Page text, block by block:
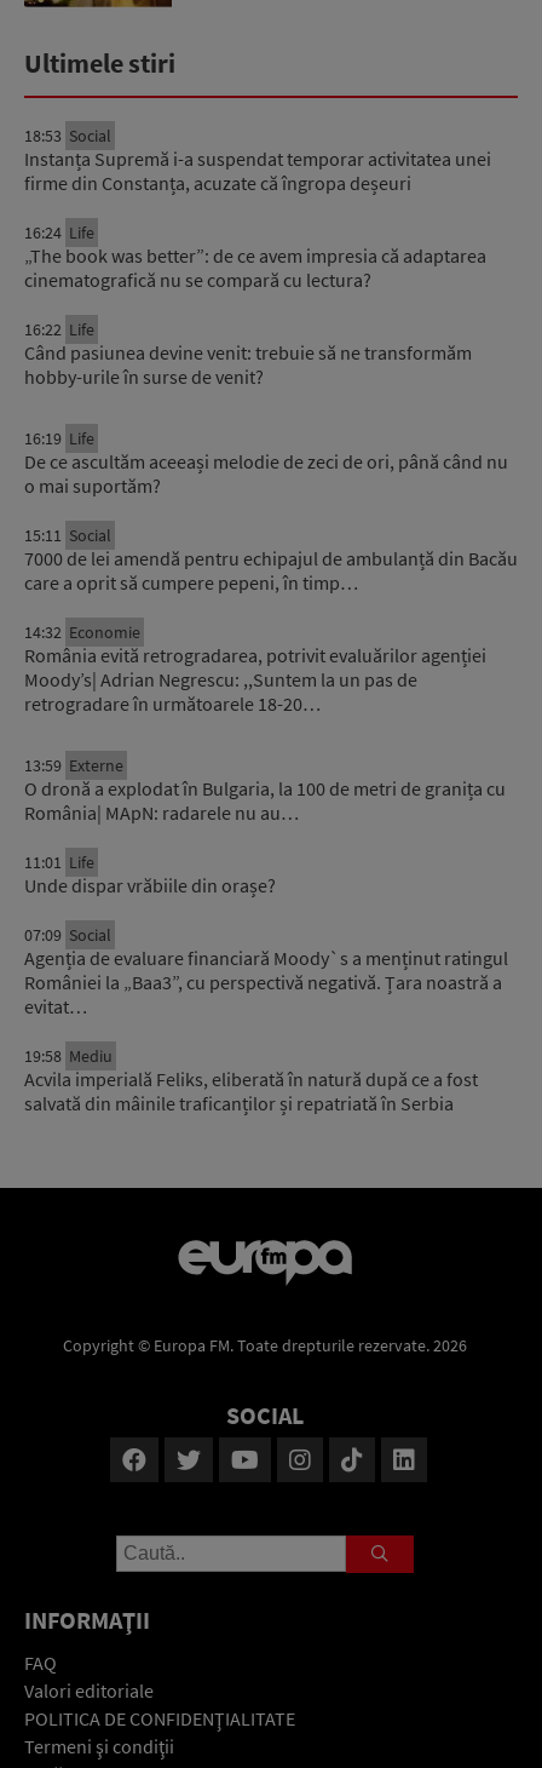
Ultimele stiri
18:53 Social
Instanța Supremă i-a suspendat temporar activitatea unei
firme din Constanța, acuzate că îngropa deșeuri
16:24 Life
„The book was better”: de ce avem impresia că adaptarea
cinematografică nu se compară cu lectura?
16:22 Life
Când pasiunea devine venit: trebuie să ne transformăm
hobby-urile în surse de venit?
16:19 Life
De ce ascultăm aceeași melodie de zeci de ori, până când nu
o mai suportăm?
15:11 Social
7000 de lei amendă pentru echipajul de ambulanță din Bacău
care a oprit să cumpere pepeni, în timp…
14:32 Economie
România evită retrogradarea, potrivit evaluărilor agenției
Moody’s| Adrian Negrescu: ,,Suntem la un pas de
retrogradare în următoarele 18-20…
13:59 Externe
O dronă a explodat în Bulgaria, la 100 de metri de granița cu
România| MApN: radarele nu au…
11:01 Life
Unde dispar vrăbiile din orașe?
07:09 Social
Agenția de evaluare financiară Moody`s a menținut ratingul
României la „Baa3”, cu perspectivă negativă. Țara noastră a
evitat…
19:58 Mediu
Acvila imperială Feliks, eliberată în natură după ce a fost
salvată din mâinile traficanților și repatriată în Serbia
Copyright © Europa FM. Toate drepturile rezervate. 2026
SOCIAL
INFORMAŢII
FAQ
Valori editoriale
POLITICA DE CONFIDENŢIALITATE
Termeni şi condiţii